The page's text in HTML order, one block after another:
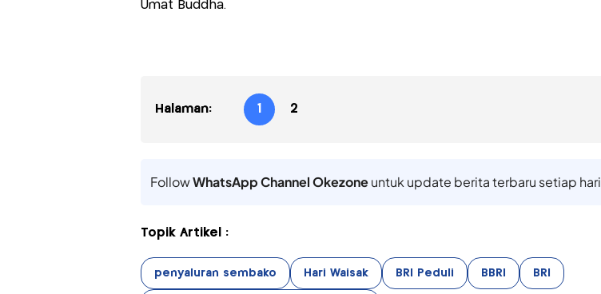
Umat Buddha.
Halaman: 1 2
FollowWhatsApp Channel Okezoneuntuk update berita terbaru setiap hari
Topik Artikel :
penyaluran sembako Hari Waisak BRI Peduli BBRI BRI